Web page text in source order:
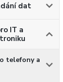
dat
IT a
telefony a